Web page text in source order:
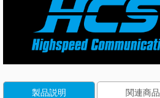
製品説明 関連商品